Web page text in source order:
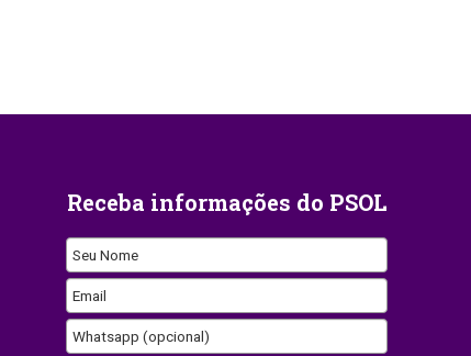
Receba informações do PSOL
Seu Nome
Email
Whatsapp (opcional)